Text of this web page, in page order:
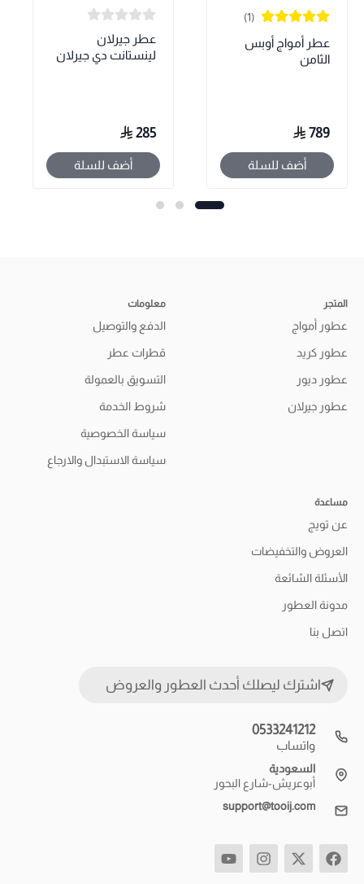
(1)
عطر أمواج أوبس
الثامن
789
أضف للسلة
عطر جيرلان
لينستانت دي جيرلان
285
أضف للسلة
المتجر
عطور أمواج
عطور كريد
عطور ديور
عطور جيرلان
معلومات
الدفع والتوصيل
قطرات عطر
التسويق بالعمولة
شروط الخدمة
سياسة الخصوصية
سياسة الاستبدال والارجاع
مساعدة
عن تويج
العروض والتخفيضات
الأسئلة الشائعة
مدونة العطور
اتصل بنا
اشترك ليصلك أحدث العطور والعروض
0533241212
واتساب
السعودية
أبوعريش-شارع البحور
support@tooij.com